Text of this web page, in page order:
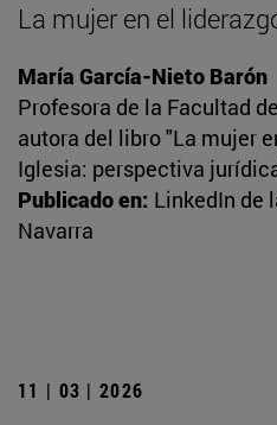
La mujer en el
María García-Nieto Barón
Profesora de la Facultad
autora del libro "La mujer
Iglesia: perspectiva
Publicado en: LinkedIn de
Navarra
11 | 03 | 2026